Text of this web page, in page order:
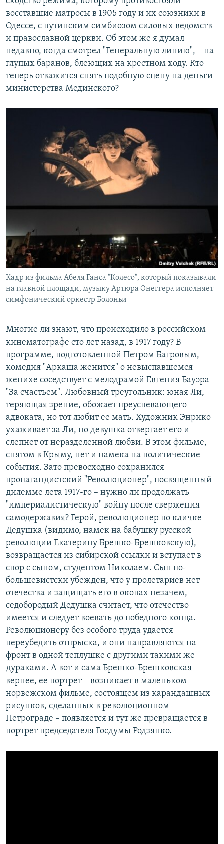
восставшие матросы в 1905 году и их союзники в
Одессе, с путинским симбиозом силовых ведомств
и православной церкви. Об этом же я думал
недавно, когда смотрел "Генеральную линию", – на
глупых баранов, блеющих на крестном ходу. Кто
теперь отважится снять подобную сцену на деньги
министерства Мединского?
Кадр из фильма Абеля Ганса "Колесо", который показывали
на главной площади, музыку Артюра Онеггера исполняет
симфонический оркестр Болоньи
Многие ли знают, что происходило в российском
кинематографе сто лет назад, в 1917 году? В
программе, подготовленной Петром Багровым,
комедия "Аркаша женится" о невыспавшемся
женихе соседствует с мелодрамой Евгения Бауэра
"За счастьем". Любовный треугольник: юная Ли,
теряющая зрение, обожает преуспевающего
адвоката, но тот любит ее мать. Художник Энрико
ухаживает за Ли, но девушка отвергает его и
слепнет от неразделенной любви. В этом фильме,
снятом в Крыму, нет и намека на политические
события. Зато превосходно сохранился
пропагандистский "Революционер", посвященный
дилемме лета 1917-го – нужно ли продолжать
"империалистическую" войну после свержения
самодержавия? Герой, революционер по кличке
Дедушка (видимо, намек на бабушку русской
революции Екатерину Брешко-Брешковскую),
возвращается из сибирской ссылки и вступает в
спор с сыном, студентом Николаем. Сын по-
большевистски убежден, что у пролетариев нет
отечества и защищать его в окопах незачем,
седобородый Дедушка считает, что отечество
имеется и следует воевать до победного конца.
Революционеру без особого труда удается
переубедить отпрыска, и они направляются на
фронт в одной теплушке с другими такими же
дураками. А вот и сама Брешко-Брешковская –
вернее, ее портрет – возникает в маленьком
норвежском фильме, состоящем из карандашных
рисунков, сделанных в революционном
Петрограде – появляется и тут же превращается в
портрет председателя Госдумы Родзянко.